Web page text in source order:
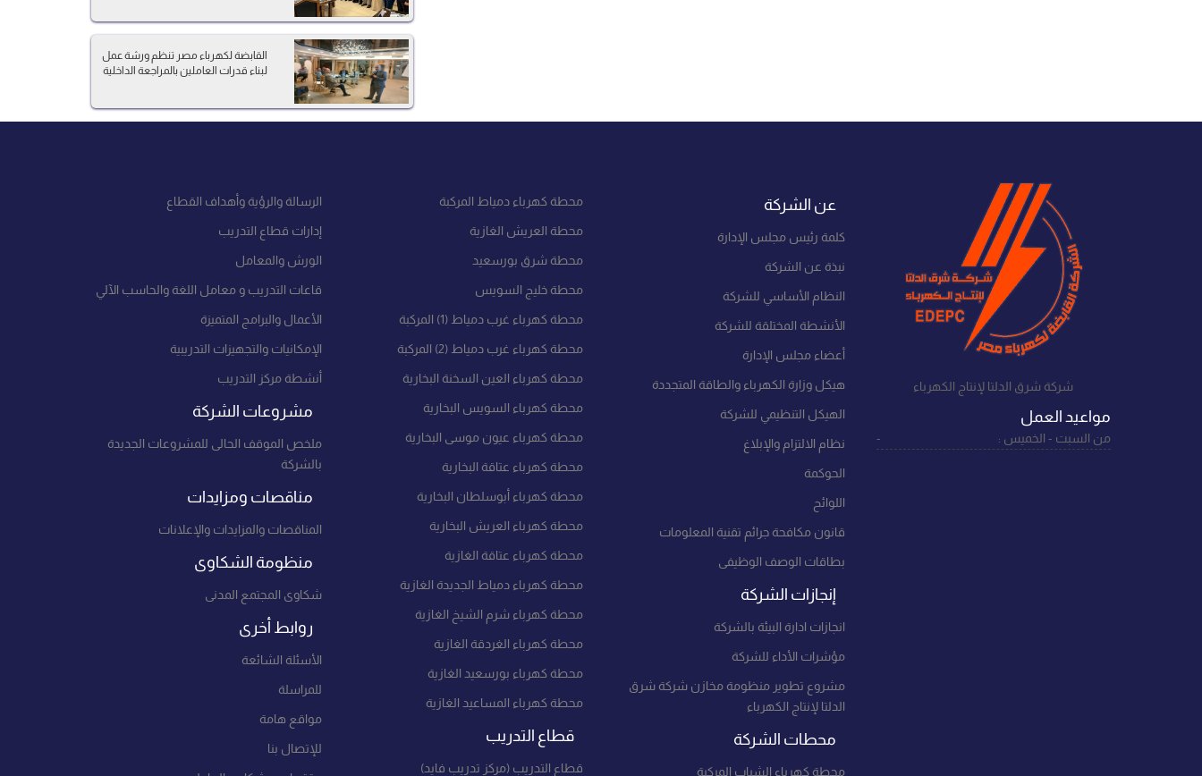
القابضة لكهرباء مصر تنظم ورشة عمل
لبناء قدرات العاملين بالمراجعة الداخلية
شركة شرق الدلتا لإنتاج الكهرباء
مواعيد العمل
من السبت - الخميس : -
عن الشركة
كلمة رئيس مجلس الإدارة
نبذة عن الشركة
النظام الأساسي للشركة
الأنشطة المختلقة للشركة
أعضاء مجلس الإدارة
هيكل وزارة الكهرباء والطاقة المتجددة
الهيكل التنظيمي للشركة
نظام الالتزام والإبلاغ
الحوكمة
اللوائح
قانون مكافحة جرائم تقنية المعلومات
بطاقات الوصف الوظيفى
إنجازات الشركة
انجازات ادارة البيئة بالشركة
مؤشرات الأداء للشركة
مشروع تطوير منظومة مخازن شركة شرق
الدلتا لإنتاج الكهرباء
محطات الشركة
محطة كهرباء الشباب المركبة
محطة كهرباء دمياط المركبة
محطة العريش الغازية
محطة شرق بورسعيد
محطة خليج السويس
محطة كهرباء غرب دمياط (1) المركبة
محطة كهرباء غرب دمياط (2) المركبة
محطة كهرباء العين السخنة البخارية
محطة كهرباء السويس البخارية
محطة كهرباء عيون موسى البخارية
محطة كهرباء عتاقة البخارية
محطة كهرباء أبوسلطان البخارية
محطة كهرباء العريش البخارية
محطة كهرباء عتاقة الغازية
محطة كهرباء دمياط الجديدة الغازية
محطة كهرباء شرم الشيخ الغازية
محطة كهرباء الغردقة الغازية
محطة كهرباء بورسعيد الغازية
محطة كهرباء المساعيد الغازية
قطاع التدريب
قطاع التدريب (مركز تدريب فايد)
الرسالة والرؤية وأهداف القطاع
إدارات قطاع التدريب
الورش والمعامل
قاعات التدريب و معامل اللغة والحاسب الآلي
الأعمال والبرامج المتميزة
الإمكانيات والتجهيزات التدريبية
أنشطة مركز التدريب
مشروعات الشركة
ملخص الموقف الحالى للمشروعات الجديدة
بالشركة
مناقصات ومزايدات
المناقصات والمزايدات والإعلانات
منظومة الشكاوى
شكاوى المجتمع المدنى
روابط أخرى
الأسئلة الشائعة
للمراسلة
مواقع هامة
للإتصال بنا